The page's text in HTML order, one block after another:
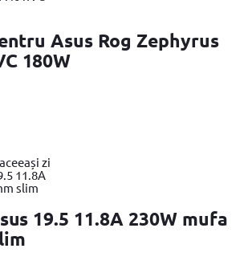
Asus Rog Zephyrus
180W
zi
19.5 11.8A 230W mufa